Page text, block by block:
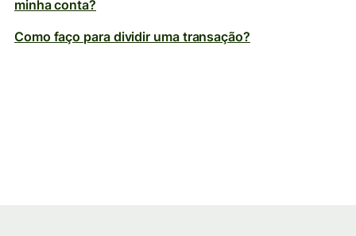
minha conta?
Como faço para dividir uma transação?